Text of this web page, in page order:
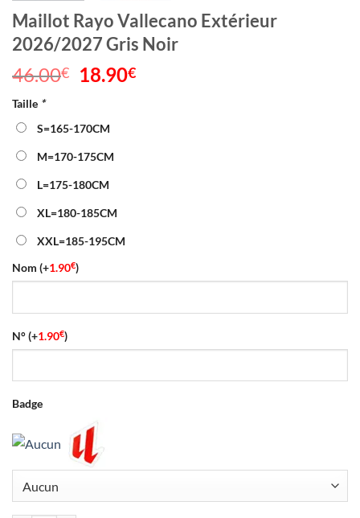
Maillot Rayo Vallecano Extérieur
2026/2027 Gris Noir
46.00€
Le
était :
46.00€.
18.90€
Taille *
S=165-170CM
M=170-175CM
L=175-180CM
XL=180-185CM
XXL=185-195CM
Nom (+1.90€)
N°(+1.90€)
Badge